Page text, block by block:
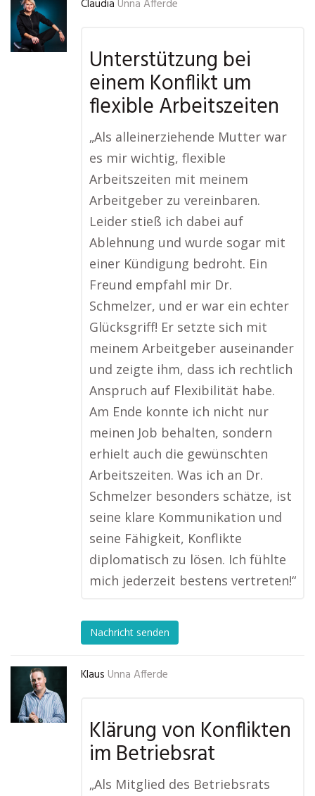
Claudia Unna Afferde
Unterstützung bei
einem Konflikt um
flexible Arbeitszeiten
„Als alleinerziehende Mutter war
es mir wichtig, flexible
Arbeitszeiten mit meinem
Arbeitgeber zu vereinbaren.
Leider stieß ich dabei auf
Ablehnung und wurde sogar mit
einer Kündigung bedroht. Ein
Freund empfahl mir Dr.
Schmelzer, und er war ein echter
Glücksgriff! Er setzte sich mit
meinem Arbeitgeber auseinander
und zeigte ihm, dass ich rechtlich
Anspruch auf Flexibilität habe.
Am Ende konnte ich nicht nur
meinen Job behalten, sondern
erhielt auch die gewünschten
Arbeitszeiten. Was ich an Dr.
Schmelzer besonders schätze, ist
seine klare Kommunikation und
seine Fähigkeit, Konflikte
diplomatisch zu lösen. Ich fühlte
mich jederzeit bestens vertreten!“
Nachricht senden
Klaus Unna Afferde
Klärung von Konflikten
im Betriebsrat
„Als Mitglied des Betriebsrats